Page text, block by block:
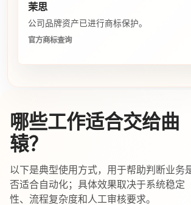
茉思
公司品牌资产已进行商标保护。
官方商标查询
哪些工作适合交给曲
辕？
以下是典型使用方式，用于帮助判断业务
否适合自动化；具体效果取决于系统稳定
性、流程复杂度和人工审核要求。